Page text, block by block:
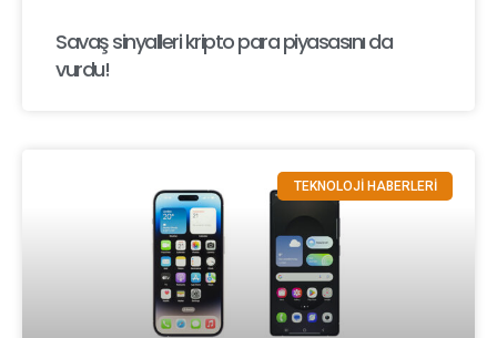
Savaş sinyalleri kripto para piyasasını da
vurdu!
TEKNOLOJİ HABERLERİ